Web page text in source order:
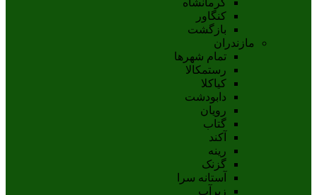
کنگاور
بازگشت
مازندران
تمام شهر‌ها
رستمکالا
کیاکلا
دابودشت
رویان
گتاب
آکند
رینه
گزنک
آستانه سرا
زیرآب